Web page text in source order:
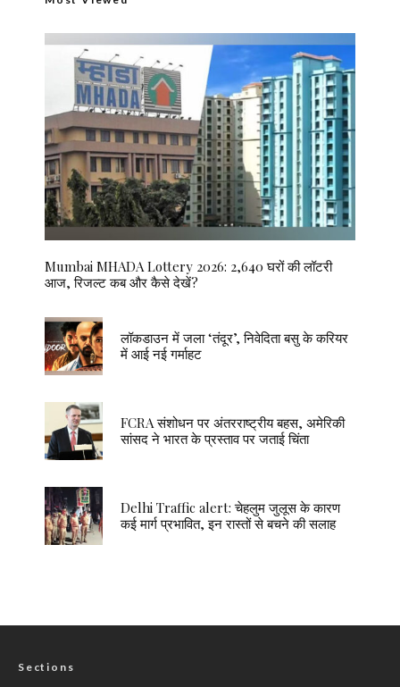
Mumbai MHADA Lottery 2026: 2,640 घरों की लॉटरी
आज, रिजल्ट कब और कैसे देखें?
लॉकडाउन में जला ‘तंदूर’, निवेदिता बसु के करियर
में आई नई गर्माहट
FCRA संशोधन पर अंतरराष्ट्रीय बहस, अमेरिकी
सांसद ने भारत के प्रस्ताव पर जताई चिंता
Delhi Traffic alert: चेहलुम जुलूस के कारण
कई मार्ग प्रभावित, इन रास्तों से बचने की सलाह
Sections